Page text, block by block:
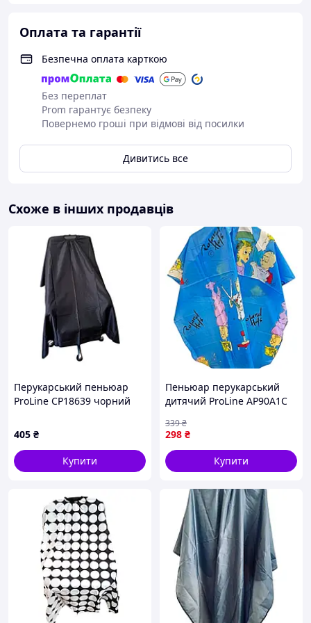
Оплата та гарантії
Безпечна оплата карткою
Без переплат
Prom гарантує безпеку
Повернемо гроші при відмові від посилки
Дивитись все
Схоже в інших продавців
Перукарський пеньюар
ProLine CP18639 чорний
см
405 ₴
Купити
Пеньюар перукарський
дитячий ProLine AP90А1С
гачках 95х120 см
298 ₴
339₴
Купити